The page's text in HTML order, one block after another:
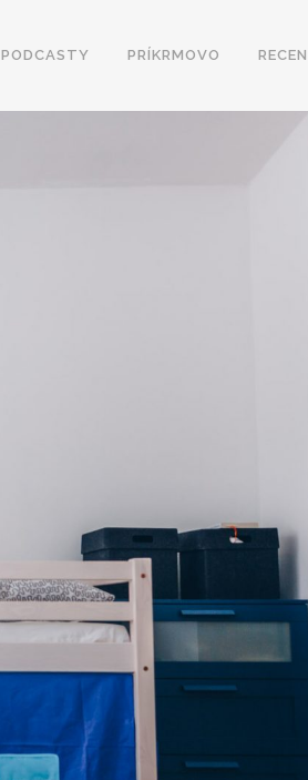
PODCASTY PRÍKRMOVO